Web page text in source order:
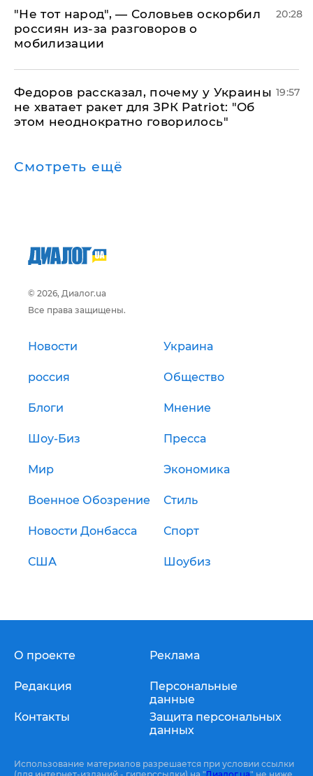
​"Не тот народ", — Соловьев оскорбил
россиян из-за разговоров о
мобилизации
20:28
Федоров рассказал, почему у Украины
не хватает ракет для ЗРК Patriot: "Об
этом неоднократно говорилось"
19:57
Смотреть ещё
© 2026, Диалог.ua
Все права защищены.
Новости Украина
россия Общество
Блоги Мнение
Шоу-Биз Пресса
Мир Экономика
Военное Обозрение Стиль
Новости Донбасса Спорт
США Шоубиз
О проекте
Редакция
Контакты
Реклама
Персональные
данные
Защита персональных
данных
Использование материалов разрешается при условии ссылки